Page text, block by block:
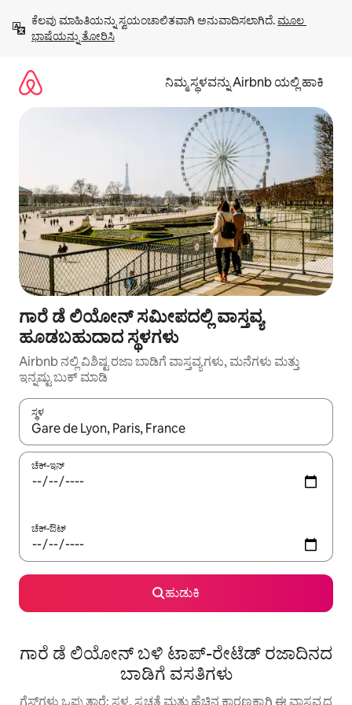
ಹೋಗಿ
ಕೆಲವು ಮಾಹಿತಿಯನ್ನು ಸ್ವಯಂಚಾಲಿತವಾಗಿ ಅನುವಾದಿಸಲಾಗಿದೆ. ಮೂಲ
ಭಾಷೆಯನ್ನು ತೋರಿಸಿ
ನಿಮ್ಮ ಸ್ಥಳವನ್ನು Airbnb ಯಲ್ಲಿ ಹಾಕಿ
ಗಾರೆ ಡೆ ಲಿಯೋನ್ ಸಮೀಪದಲ್ಲಿ ವಾಸ್ತವ್ಯ
ಹೂಡಬಹುದಾದ ಸ್ಥಳಗಳು
Airbnb ನಲ್ಲಿ ವಿಶಿಷ್ಟ ರಜಾ ಬಾಡಿಗೆ ವಾಸ್ತವ್ಯಗಳು, ಮನೆಗಳು ಮತ್ತು
ಇನ್ನಷ್ಟು ಬುಕ್ ಮಾಡಿ
ಸ್ಥಳ
ಫಲಿತಾಂಶಗಳು ಲಭ್ಯವಿರುವಾಗ, ಅಪ್ ಮತ್ತು ಡೌನ್ ಬಾಣದ ಕೀಲಿಗಳೊಂದಿಗೆ
ಚೆಕ್-ಇನ್
ಚೆಕ್-ಔಟ್
ಹುಡುಕಿ
ಗಾರೆ ಡೆ ಲಿಯೋನ್ ಬಳಿ ಟಾಪ್-ರೇಟೆಡ್ ರಜಾದಿನದ
ಬಾಡಿಗೆ ವಸತಿಗಳು
ಗೆಸ್ಟ್‌ಗಳು ಒಪ್ಪುತ್ತಾರೆ: ಸ್ಥಳ, ಸ್ವಚ್ಛತೆ ಮತ್ತು ಹೆಚ್ಚಿನ ಕಾರಣಕ್ಕಾಗಿ ಈ ವಾಸ್ತವ್ಯದ